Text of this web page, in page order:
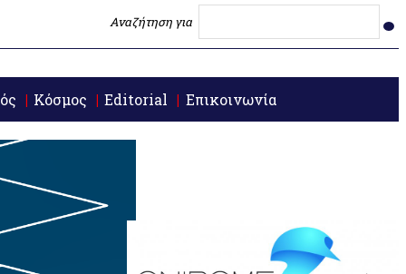
Αναζήτηση για
Κόσμος Editorial Επικοινωνία